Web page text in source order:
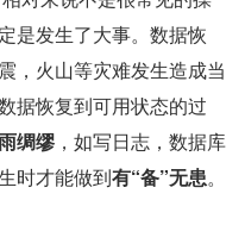
是发生了大事。数据恢
，火山等灾难发生造成当
据恢复到可用状态的过
绸缪 ，如写日志，数据库
时才能做到有“备”无患。